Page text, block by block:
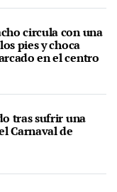
circula con una
pies y choca
en el centro
tras sufrir una
Carnaval de